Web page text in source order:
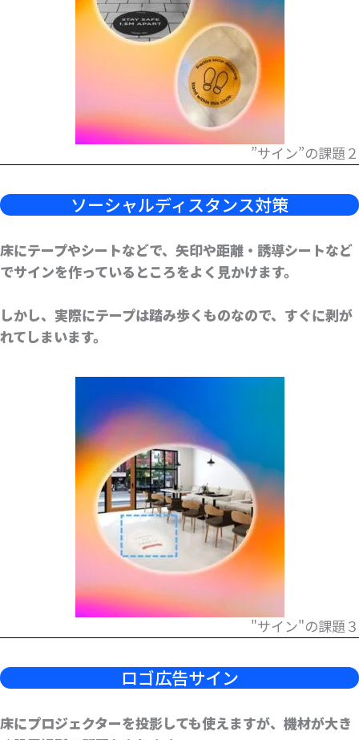
”サイン”の課題２
ソーシャルディスタンス対策
床にテープやシートなどで、矢印や距離・誘導シートなど
でサインを作っているところをよく見かけます。
しかし、実際にテープは踏み歩くものなので、すぐに剥が
れてしまいます。
"サイン"の課題３
ロゴ広告サイン
床にプロジェクターを投影しても使えますが、機材が大き